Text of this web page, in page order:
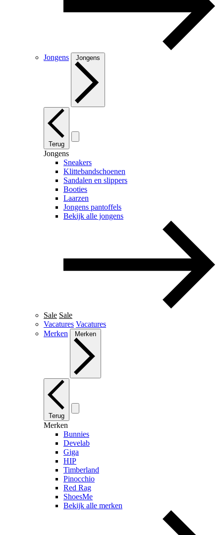
Jongens Jongens
Terug
Jongens
Sneakers
Klittebandschoenen
Sandalen en slippers
Booties
Laarzen
Jongens pantoffels
Bekijk alle jongens
Sale Sale
Vacatures Vacatures
Merken
Merken
Terug
Merken
Bunnies
Develab
Giga
HIP
Timberland
Pinocchio
Red Rag
ShoesMe
Bekijk alle merken